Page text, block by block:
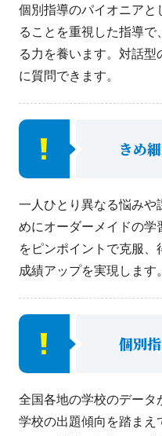
個別指導のパイオニアと
ることを重視した指導で
る力を養います。対話
に質問できます。
きめ
一人ひとり異なる悩みや
めにオーダーメイドの学
をピンポイントで克服
成績アップを実現します。
個別
全国各地の学校のデータ
学校の出題傾向を踏まえ